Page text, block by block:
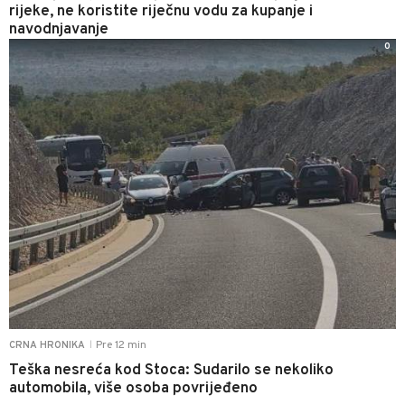
rijeke, ne koristite riječnu vodu za kupanje i
navodnjavanje
CRNA HRONIKA Pre 12 min
Teška nesreća kod Stoca: Sudarilo se nekoliko
automobila, više osoba povrijeđeno
0